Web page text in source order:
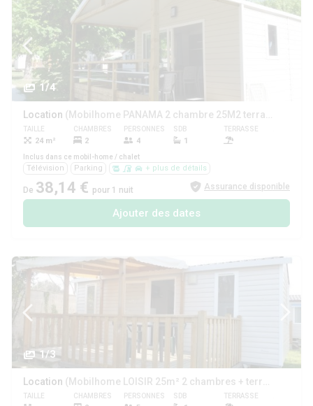
1/4
Location (Mobilhome PANAMA 2 chambre 25M2 terrasse couverte)
TAILLE
24 m²
CHAMBRES
2
PERSONNES
4
SDB
1
TERRASSE
Inclus dans ce mobil-home / chalet
Télévision Parking + plus de détails
De 38,14 € pour 1 nuit Assurance disponible
Ajouter des dates
1/3
Location (Mobilhome LOISIR 25m² 2 chambres + terrasse couverte)
TAILLE CHAMBRES PERSONNES SDB TERRASSE